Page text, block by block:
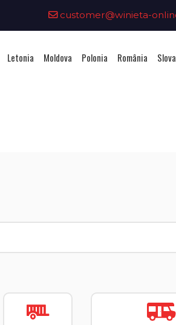
customer@winieta-
Letonia Moldova Polonia România